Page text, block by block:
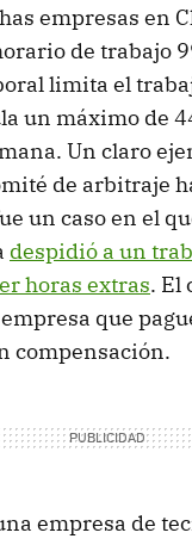
empresas en
de trabajo
limita el
un máximo de
Un claro
de arbitraje
un caso en el
despidió a un
horas extras. El
que
compensación.
empresa de